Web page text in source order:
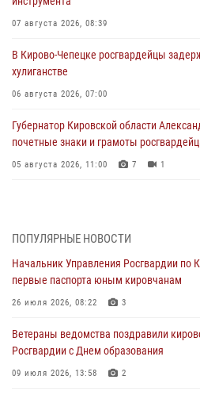
07 августа 2026, 08:39
В Кирово-Чепецке росгвардейцы
хулиганстве
06 августа 2026, 07:00
Губернатор Кировской области
почетные знаки и грамоты
05 августа 2026, 11:00 7 1
04 августа 2026, 09:30
В Кирове росгвардейцы задержали
03 августа 2026, 09:01
митинге в честь Дня воздушно-
03 августа 2026, 08:45
ПОПУЛЯРНЫЕ НОВОСТИ
Начальник Управления Росгвардии по
первые паспорта юным кировчанам
26 июля 2026, 08:22 3
Ветераны ведомства поздравили
Росгвардии с Днем образования
09 июля 2026, 13:58 2